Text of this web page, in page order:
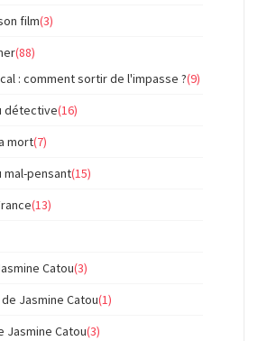
film(3)
(88)
: comment sortir de l'impasse ?(9)
détective(16)
mort(7)
mal-pensant(15)
(13)
Catou(3)
Jasmine Catou(1)
Jasmine Catou(3)